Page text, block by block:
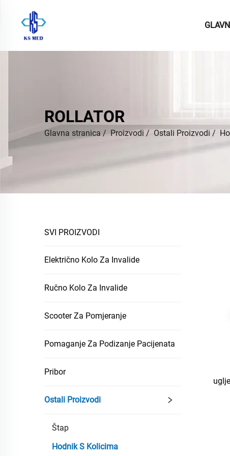
ROLLATOR
Glavna stranica/Proizvodi / Ostali Proizvodi /
SVI PROIZVODI
Električno Kolo Za Invalide
Ručno Kolo Za Invalide
Scooter Za Pomjeranje
Pomaganje Za Podizanje Pacijenata
Pribor
Ostali Proizvodi
Štap
Hodnik S Kolicima